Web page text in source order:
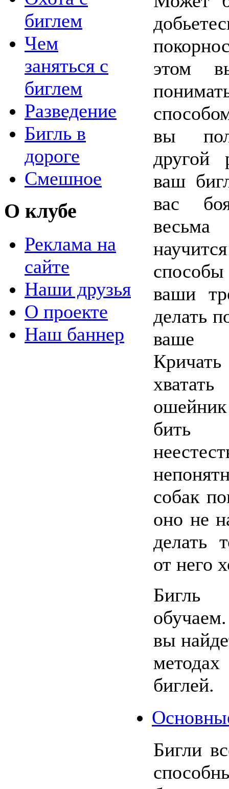
биглем
Чем
заняться с
биглем
Разведение
Бигль в
дороге
Смешное
О клубе
Реклама на
сайте
Наши друзья
О проекте
Наш баннер
этом
вы
другой
ваш
вас
весьма
ваши
делать
ваше
собак
оно не
делать
от него
Бигль
вы
биглей.
Бигли